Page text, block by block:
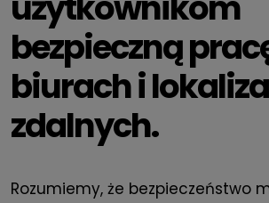
bezpieczną
biurach i
zdalnych.
Rozumiemy, że bezpieczeństwo